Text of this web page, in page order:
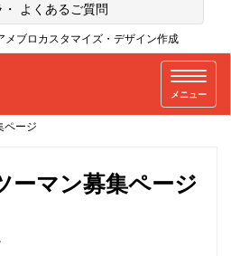
・ よくあるご質問
メブロカスタマイズ・デザイン作成
T
o
e
メニュー
ページ
ーマン募集ページ